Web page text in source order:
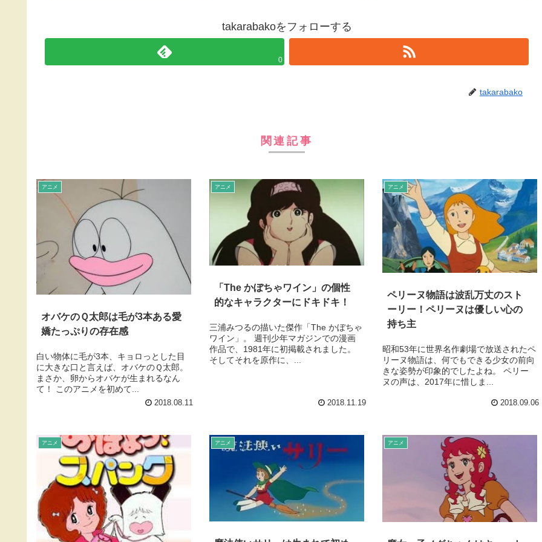
takarabakoをフォローする
0
takarabako
関連記事
アニメ
オバケのＱ太郎は毛が3本ある愛
嬌たっぷりの存在感
白い物体に毛が3本、キョロっとした目
に大きな口と言えば、オバケのＱ太郎。
まさか、卵からオバケが生まれるなん
て！ このアニメを初めて...
2018.08.11
アニメ
「The かぼちゃワイン」の個性
的なキャラクターにドキドキ！
三浦みつるの描いた傑作「The かぼちゃ
ワイン」。 週刊少年マガジンでの漫画
作品で、1981年に初掲載されました。
そしてそれを原作に、...
2018.11.19
アニメ
ペリーヌ物語は波乱万丈のスト
ーリー！ペリーヌは優しい心の
持ち主
昭和53年に世界名作劇場で放送されたペ
リーヌ物語は、何でもできる少女の前向
きな姿勢が印象的でしたよね。 ペリー
ヌの声は、2017年に惜しま...
2018.09.06
アニメ アニメ アニメ